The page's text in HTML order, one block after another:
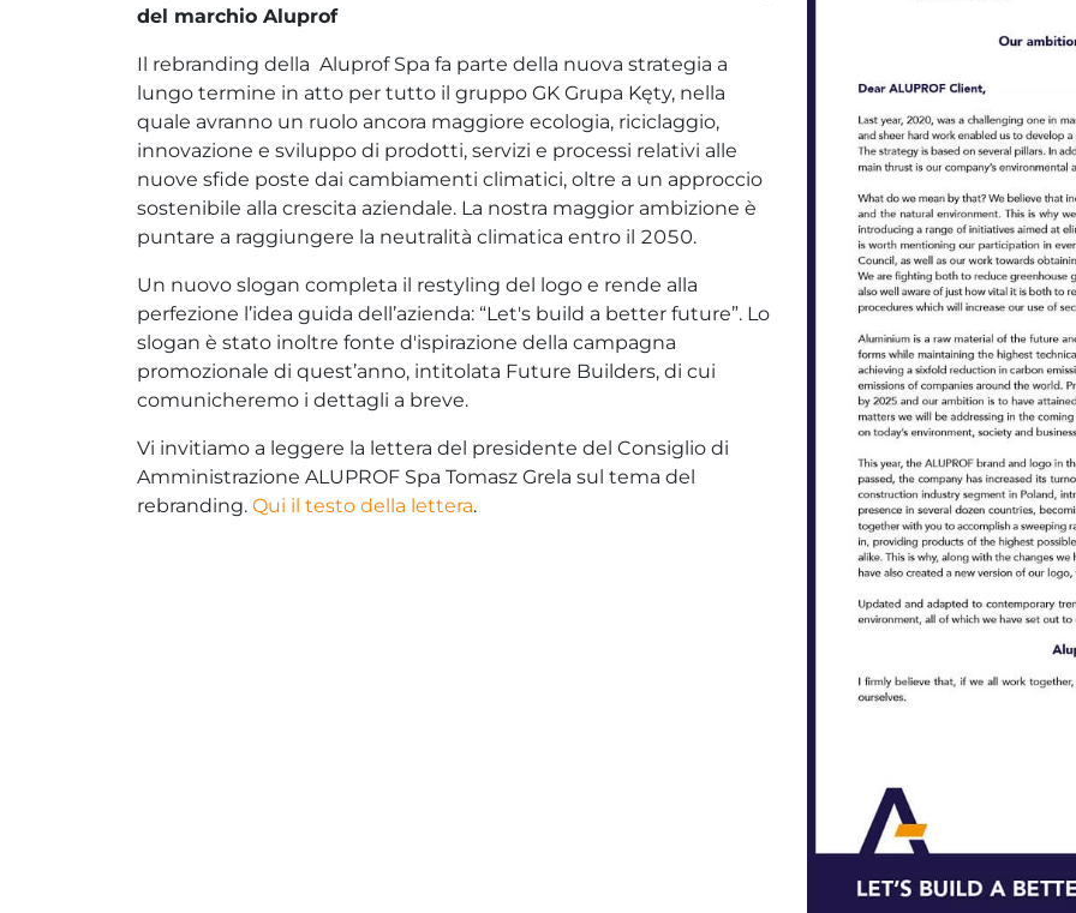
del marchio Aluprof
Il rebranding della Aluprof Spa fa parte della nuova strategia a
lungo termine in atto per tutto il gruppo GK Grupa Kęty, nella
quale avranno un ruolo ancora maggiore ecologia, riciclaggio,
innovazione e sviluppo di prodotti, servizi e processi relativi alle
nuove sfide poste dai cambiamenti climatici, oltre a un approccio
sostenibile alla crescita aziendale. La nostra maggior ambizione è
puntare a raggiungere la neutralità climatica entro il 2050.
Un nuovo slogan completa il restyling del logo e rende alla
perfezione l’idea guida dell’azienda: “Let's build a better future”. Lo
slogan è stato inoltre fonte d'ispirazione della campagna
promozionale di quest’anno, intitolata Future Builders, di cui
comunicheremo i dettagli a breve.
Vi invitiamo a leggere la lettera del presidente del Consiglio di
Amministrazione ALUPROF Spa Tomasz Grela sul tema del
rebranding. Qui il testo della lettera.